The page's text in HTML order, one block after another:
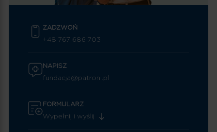
ZADZWOŃ
+48 767 686 703
NAPISZ
fundacja@patroni.pl
FORMULARZ
Wypełnij i wyślij